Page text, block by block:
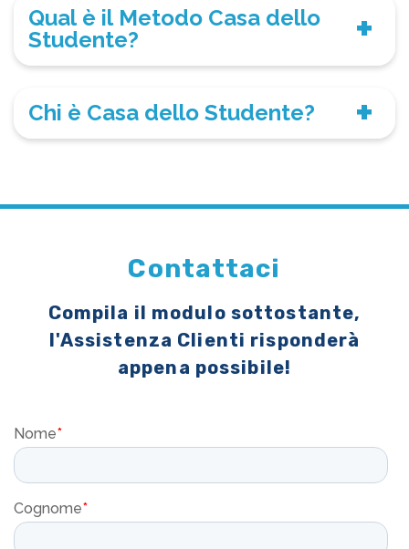
Qual è il Metodo Casa dello
Studente?
Chi è Casa dello Studente?
Contattaci
Compila il modulo sottostante,
l'Assistenza Clienti risponderà
appena possibile!